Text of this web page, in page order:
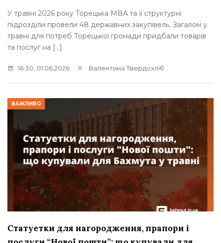
У травні 2026 року Торецька МВА та її структурні
підрозділи провели 48 державних закупівель. Загалом у
травні для потреб Торецької громади придбали товарів
та послуг на […]
16:30, 01.06.2026 Валентина Твердохліб
ВАЖЛИВО
Статуетки для нагородження, прапори і